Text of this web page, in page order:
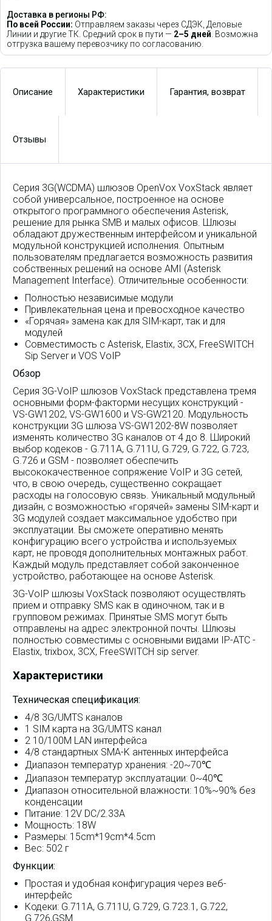
Доставка в регионы РФ:
По всей России: Отправляем заказы через СДЭК, Деловые
Линии и другие ТК. Средний срок в пути — 2–5 дней. Возможна
отгрузка вашему перевозчику по согласованию.
Описание Характеристики Гарантия, возврат
Отзывы
Серия 3G(WCDMA) шлюзов OpenVox VoxStack являет
собой универсальное, построенное на основе
открытого программного обеспечения Asterisk,
решение для рынка SMB и малых офисов. Шлюзы
обладают дружественным интерфейсом и уникальной
модульной конструкцией исполнения. Опытным
пользователям предлагается возможность развития
собственных решений на основе AMI (Asterisk
Management Interface). Отличительные особенности:
Полностью независимые модули
Привлекательная цена и превосходное качество
«Горячая» замена как для SIM-карт, так и для
модулей
Совместимость с Asterisk, Elastix, 3CX, FreeSWITCH
Sip Server и VOS VoIP
Обзор
Серия 3G-VoIP шлюзов VoxStack представлена тремя
основными форм-факторми несущих конструкций -
VS-GW1202, VS-GW1600 и VS-GW2120. Модульность
конструкции 3G шлюза VS-GW1202-8W позволяет
изменять количество 3G каналов от 4 до 8. Широкий
выбор кодеков - G.711A, G.711U, G.729, G.722, G.723,
G.726 и GSM - позволяет обеспечить
высококачественное сопряжение VoIP и 3G сетей,
что, в свою очередь, существенно сокращает
расходы на голосовую связь. Уникальный модульный
дизайн, с возможностью «горячей» замены SIM-карт и
3G модулей создает максимальное удобство при
эксплуатации. Вы сможете оперативно менять
конфигурацию всего устройства и используемых
карт, не проводя дополнительных монтажных работ.
Каждый модуль представляет собой законченное
устройство, работающее на основе Asterisk.
3G-VoIP шлюзы VoxStack позволяют осуществлять
прием и отправку SMS как в одиночном, так и в
групповом режимах. Принятые SMS могут быть
отправлены на адрес электронной почты. Шлюзы
полностью совместимы с основными видами IP-АТС -
Elastix, trixbox, 3CX, FreeSWITCH sip server.
Характеристики
Техническая спецификация:
4/8 3G/UMTS каналов
1 SIM карта на 3G/UMTS канал
2 10/100M LAN интерфейса
4/8 стандартных SMA-K антенных интерфейса
Диапазон температур хранения: -20~70℃
Диапазон температур эксплуатации: 0~40℃
Диапазон относительной влажности: 10%~90% без
конденсации
Питание: 12V DC/2.33A
Мощность: 18W
Размеры: 15cm*19cm*4.5cm
Вес: 502 г
Функции:
Простая и удобная конфигурация через веб-
интерфейс
Кодеки: G.711A, G.711U, G.729, G.723.1, G.722,
G.726,GSM